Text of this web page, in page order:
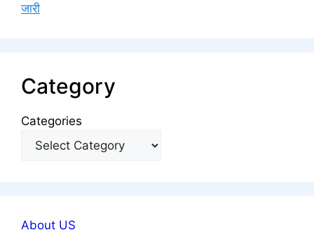
जारी
Category
Categories
About US